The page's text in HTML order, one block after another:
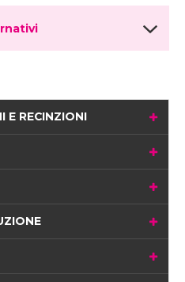
E RECINZIONI